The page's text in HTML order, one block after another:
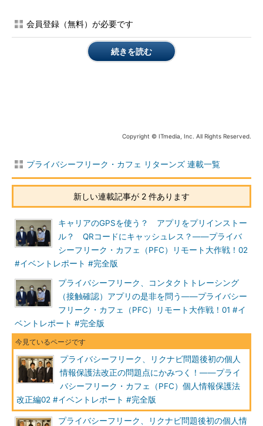
思います。
原則は、個人情報取扱事業者単位で個人情報該当性を判断し、
個人情報に該当するなら、そこが利用目的を通知、公表、明示す
でも、A社とB社に利用目的が分割されているので、就活生本
情報が何のために使われるのか理解できなくなっている。利用目
的をばらばらに見せられても、同一ビジネスモデルで内定辞退率
予測のスコアリングという単一利用目的であることを、本人のス
キルで読み解けということを強要する結果になってしまう。
そこで問われる本人同意とはいったい何なんでしょうか？ 同
意は万能だから同意さえとれば本人保護の錦の御旗になるかのよ
うに思っている人が多いとは思うけど、複数事業者が共に1つの
取り扱うならば、そのビジネスモデルにおいて個人情報該当性を
判断してほしい。誰がそこのdata controllerか必然的に決まるな
らば、そのdata controllerが本人と対峙するときにしっかりと全
体の利用目的をサービス単位で示してほしいと思うわけです。
会員登録（無料）が必要です
続きを読む
Copyright © ITmedia, Inc. All Rights Reserved.
プライバシーフリーク・カフェ リターンズ 連載一覧
新しい連載記事が 2 件あります
キャリアのGPSを使う？ アプリをプリインストー
ル？ QRコードにキャッシュレス？――プライバ
シーフリーク・カフェ（PFC）リモート大作戦！02
#イベントレポート #完全版
プライバシーフリーク、コンタクトトレーシング
（接触確認）アプリの是非を問う――プライバシー
フリーク・カフェ（PFC）リモート大作戦！01 #イ
ベントレポート #完全版
プライバシーフリーク、リクナビ問題後初の個人
情報保護法改正の問題点にかみつく！――プライ
バシーフリーク・カフェ（PFC）個人情報保護法
改正編02 #イベントレポート #完全版
プライバシーフリーク、リクナビ問題後初の個人情